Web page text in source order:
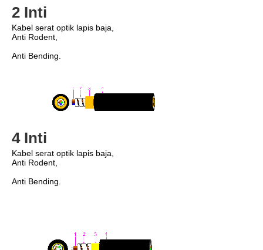
2 Inti
Kabel serat optik lapis baja,
Anti Rodent,
Anti Bending.
4 Inti
Kabel serat optik lapis baja,
Anti Rodent,
Anti Bending.